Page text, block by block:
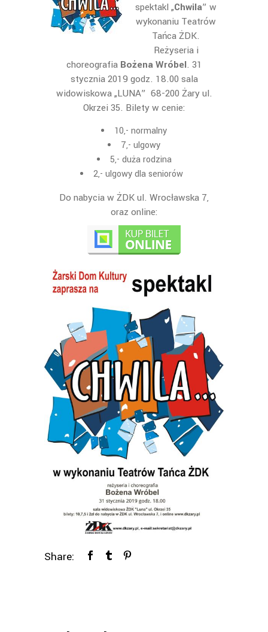
spektakl „Chwila” w
wykonaniu Teatrów
Tańca ŻDK.
Reżyseria i
choreografia Bożena Wróbel. 31
stycznia 2019 godz. 18.00 sala
widowiskowa „LUNA” 68-200 Żary ul.
Okrzei 35. Bilety w cenie:
10,- normalny
7,- ulgowy
5,- duża rodzina
2,- ulgowy dla seniorów
Do nabycia w ŻDK ul. Wrocławska 7,
oraz online:
Share: